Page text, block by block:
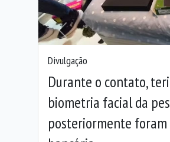
Divulgação
Durante o contato,
biometria facial da
posteriormente foram
Anterior